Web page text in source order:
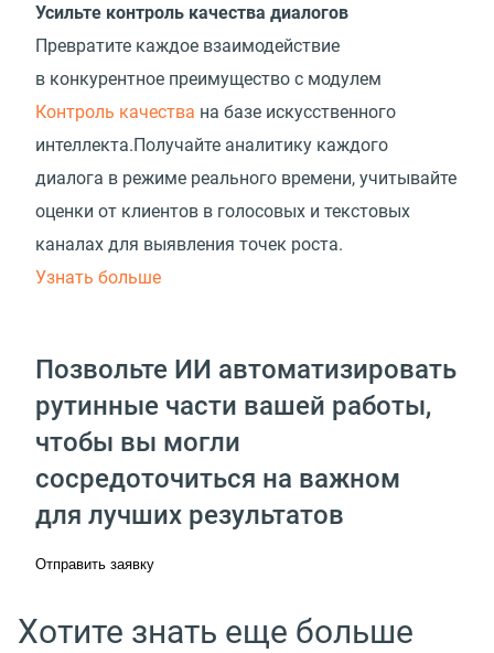
Усильте контроль качества диалогов
Превратите каждое взаимодействие
в конкурентное преимущество с модулем
Контроль качества на базе искусственного
интеллекта.Получайте аналитику каждого
диалога в режиме реального времени, учитывайте
оценки от клиентов в голосовых и текстовых
каналах для выявления точек роста.
Узнать больше
Позвольте ИИ автоматизировать
рутинные части вашей работы,
чтобы вы могли
сосредоточиться на важном
для лучших результатов
Отправить заявку
Хотите знать еще больше